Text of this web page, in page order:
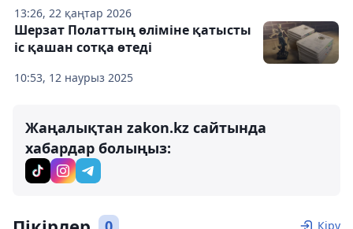
13:26, 22 қаңтар 2026
10:53, 12 наурыз 2025
Шерзат Полаттың өліміне қатысты
іс қашан сотқа өтеді
Жаңалықтан zakon.kz сайтында
хабардар болыңыз:
Кіру